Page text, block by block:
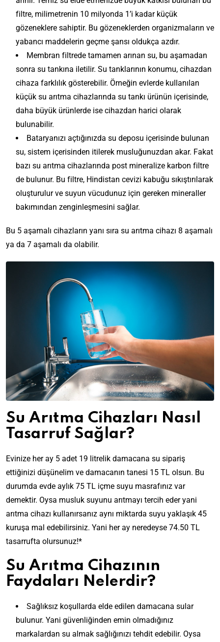
filtre, milimetrenin 10 milyonda 1’i kadar küçük
gözeneklere sahiptir. Bu gözeneklerden organizmaların ve
yabancı maddelerin geçme şansı oldukça azdır.
Membran filtrede tamamen arınan su, bu aşamadan
sonra su tankına iletilir. Su tanklarının konumu, cihazdan
cihaza farklılık gösterebilir. Örneğin evlerde kullanılan
küçük su arıtma cihazlarında su tankı ürünün içerisinde,
daha büyük ürünlerde ise cihazdan harici olarak
bulunabilir.
Bataryanızı açtığınızda su deposu içerisinde bulunan
su, sistem içerisinden itilerek musluğunuzdan akar. Fakat
bazı su arıtma cihazlarında post mineralize karbon filtre
de bulunur. Bu filtre, Hindistan cevizi kabuğu sıkıştırılarak
oluşturulur ve suyun vücudunuz için gereken mineraller
bakımından zenginleşmesini sağlar.
Bu 5 aşamalı cihazların yanı sıra su arıtma cihazı 8 aşamalı
ya da 7 aşamalı da olabilir.
Su Arıtma Cihazları Nasıl
Tasarruf Sağlar?
Evinize her ay 5 adet 19 litrelik damacana su sipariş
ettiğinizi düşünelim ve damacanın tanesi 15 TL olsun. Bu
durumda evde aylık 75 TL içme suyu masrafınız var
demektir. Oysa musluk suyunu arıtmayı tercih eder yani
arıtma cihazı kullanırsanız aynı miktarda suyu yaklaşık 45
kuruşa mal edebilirsiniz. Yani her ay neredeyse 74.50 TL
tasarrufta olursunuz!*
Su Arıtma Cihazının
Faydaları Nelerdir?
Sağlıksız koşullarda elde edilen damacana sular
bulunur. Yani güvenliğinden emin olmadığınız
markalardan su almak sağlığınızı tehdit edebilir. Oysa